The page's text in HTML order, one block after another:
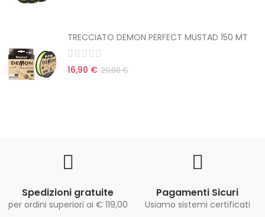
TRECCIATO DEMON PERFECT MUSTAD 150 MT
16,90 € 20,90 €
Spedizioni gratuite
per ordini superiori ai € 119,00
Pagamenti Sicuri
Usiamo sistemi certificati